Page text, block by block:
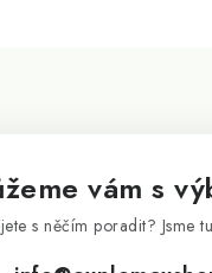
vám s
s něčím poradit? Jsme